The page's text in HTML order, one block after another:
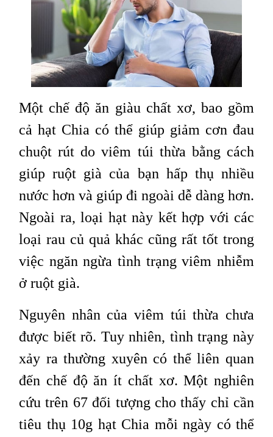
Một chế độ ăn giàu chất xơ, bao gồm
cả hạt Chia có thể giúp giảm cơn đau
chuột rút do viêm túi thừa bằng cách
giúp ruột già của bạn hấp thụ nhiều
nước hơn và giúp đi ngoài dễ dàng hơn.
Ngoài ra, loại hạt này kết hợp với các
loại rau củ quả khác cũng rất tốt trong
việc ngăn ngừa tình trạng viêm nhiễm
ở ruột già.
Nguyên nhân của viêm túi thừa chưa
được biết rõ. Tuy nhiên, tình trạng này
xảy ra thường xuyên có thể liên quan
đến chế độ ăn ít chất xơ. Một nghiên
cứu trên 67 đối tượng cho thấy chỉ cần
tiêu thụ 10g hạt Chia mỗi ngày có thể